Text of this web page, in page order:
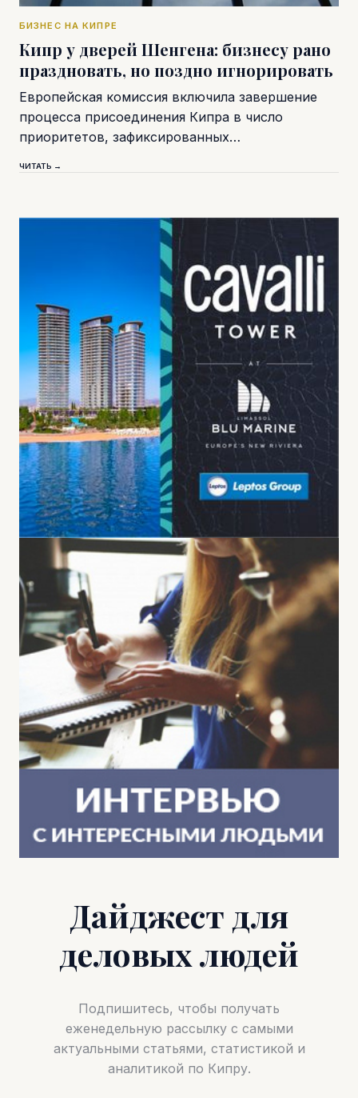
БИЗНЕС НА КИПРЕ
Кипр у дверей Шенгена: бизнесу рано
праздновать, но поздно игнорировать
Европейская комиссия включила завершение
процесса присоединения Кипра в число
приоритетов, зафиксированных…
ЧИТАТЬ →
Дайджест для
деловых людей
Подпишитесь, чтобы получать
еженедельную рассылку с самыми
актуальными статьями, статистикой и
аналитикой по Кипру.